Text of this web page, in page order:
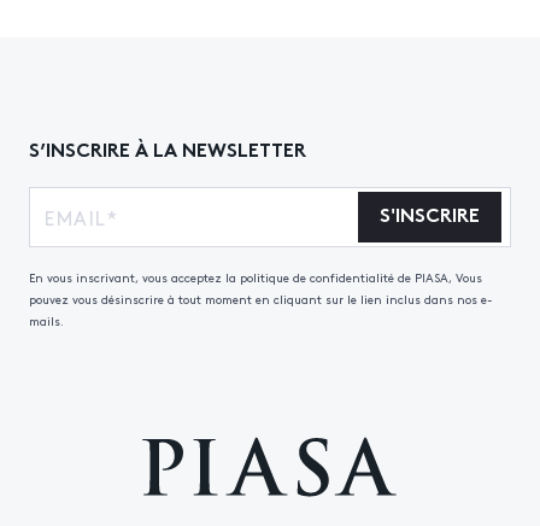
S’INSCRIRE À LA NEWSLETTER
S'INSCRIRE
En vous inscrivant, vous acceptez la politique de confidentialité de PIASA, Vous
pouvez vous désinscrire à tout moment en cliquant sur le lien inclus dans nos e-
mails.